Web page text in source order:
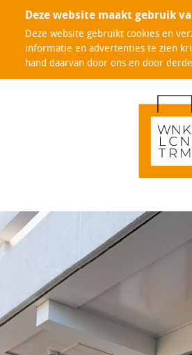
Deze website maakt gebruik
Deze website gebruikt cookies en
informatie en advertenties te zien
hand daarvan door ons en door